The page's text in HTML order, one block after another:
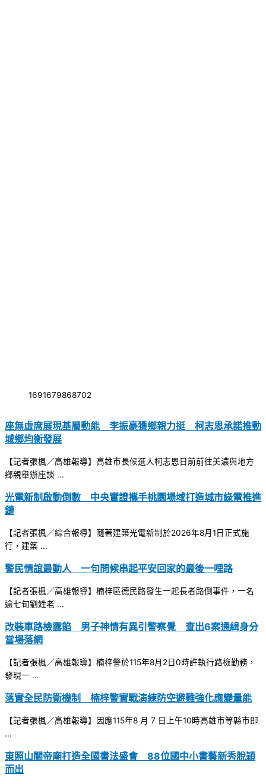
1691679868702
座無虛席展現基層動能 李振豪獲鄉親力挺 柯志恩承諾推動
城鄉均衡發展
【記者張楓／高雄報導】高雄市長候選人柯志恩日前前往美濃與地方
鄉親舉辦座談 ...
光電新制啟動倒數 中央實證攜手桃園場域打造城市綠電推進
鏈
【記者張楓／綜合報導】隨著建築光電新制於2026年8月1日正式施
行，建築 ...
警民情誼最動人 一句問候串起平安回家的最後一哩路
【記者張楓／高雄報導】楠梓區德民路發生一起長者路倒事件，一名
逾七旬劉姓老 ...
改裝車路檢露餡 男子神情有異引警察覺 查出6案通緝身分
當場落網
【記者張楓／高雄報導】楠梓警於115年8月2日0時許執行路檢勤務，
發現一 ...
落實全民防衛機制 楠梓警實戰演練防空避難強化應變量能
【記者張楓／高雄報導】因應115年8 月 7 日上午10時高雄市等縣市即
...
東照山關帝廟打造全國書法盛會 88位國中小書藝新秀脫穎
而出